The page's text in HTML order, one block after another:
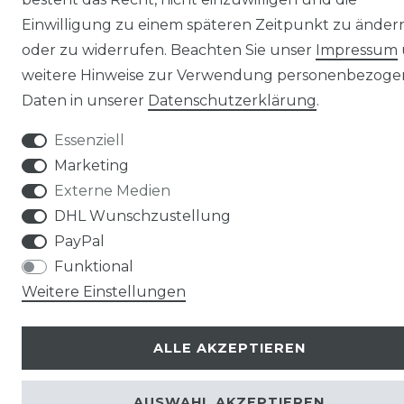
Einwilligung zu einem späteren Zeitpunkt zu
oder zu widerrufen. Beachten Sie unser Impressum
weitere Hinweise zur Verwendung
Daten in unserer Daten­schutz­erklärung.
Essenziell
Marketing
Externe Medien
DHL Wunschzustellung
PayPal
Funktional
Weitere Einstellungen
ALLE AKZEPTIEREN